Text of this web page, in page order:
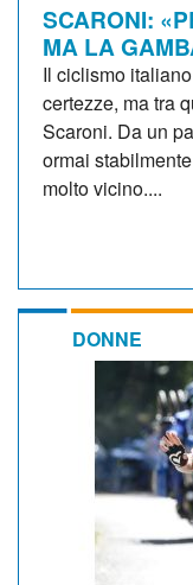
SCARONI:
MA LA
Il ciclismo
certezze, ma tra
Scaroni. Da un
ormai
molto vicino....
DONNE